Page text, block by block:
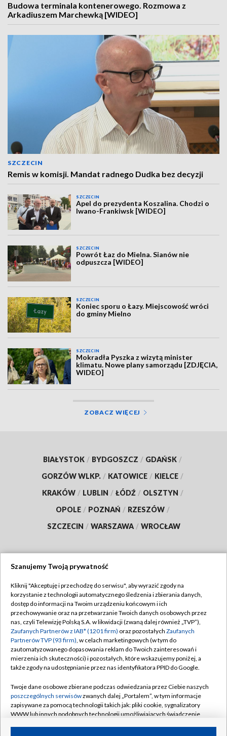
Budowa terminala kontenerowego. Rozmowa z
Arkadiuszem Marchewką [WIDEO]
SZCZECIN
Remis w komisji. Mandat radnego Dudka bez decyzji
SZCZECIN
Apel do prezydenta Koszalina. Chodzi o
Iwano-Frankiwsk [WIDEO]
SZCZECIN
Powrót Łaz do Mielna. Sianów nie
odpuszcza [WIDEO]
SZCZECIN
Koniec sporu o Łazy. Miejscowość wróci
do gminy Mielno
SZCZECIN
Mokradła Pyszka z wizytą minister
klimatu. Nowe plany samorządu [ZDJĘCIA,
WIDEO]
ZOBACZ WIĘCEJ
BIAŁYSTOK / BYDGOSZCZ / GDAŃSK /
GORZÓW WLKP. / KATOWICE / KIELCE /
KRAKÓW / LUBLIN / ŁÓDŹ / OLSZTYN /
OPOLE / POZNAŃ / RZESZÓW /
SZCZECIN / WARSZAWA / WROCŁAW
TVP
Abonament TVP
Emisja w TVP
Centrum informacji TVP
Naziemna Telewizja Cyfrowa
Rada Programowa
System NOS
Informacje o nadawcy
Regulamin TVP
Polityka prywatności
Moje zgody
Pomoc
Kontakt
Kanały
Szanujemy Twoją prywatność
Kliknij "Akceptuję i przechodzę do serwisu", aby wyrazić zgody na
korzystanie z technologii automatycznego śledzenia i zbierania danych,
dostęp do informacji na Twoim urządzeniu końcowym i ich
przechowywanie oraz na przetwarzanie Twoich danych osobowych przez
nas, czyli Telewizję Polską S.A. w likwidacji (zwaną dalej również „TVP”),
Zaufanych Partnerów z IAB* (1201 firm) oraz pozostałych Zaufanych
Partnerów TVP (93 firm), w celach marketingowych (w tym do
zautomatyzowanego dopasowania reklam do Twoich zainteresowań i
mierzenia ich skuteczności) i pozostałych, które wskazujemy poniżej, a
także zgody na udostępnianie przez nas identyfikatora PPID do Google.
Twoje dane osobowe zbierane podczas odwiedzania przez Ciebie naszych
poszczególnych serwisówzwanych dalej „Portalem”, w tym informacje
zapisywane za pomocą technologii takich jak: pliki cookie, sygnalizatory
WWW lub innych podobnych technologii umożliwiających świadczenie